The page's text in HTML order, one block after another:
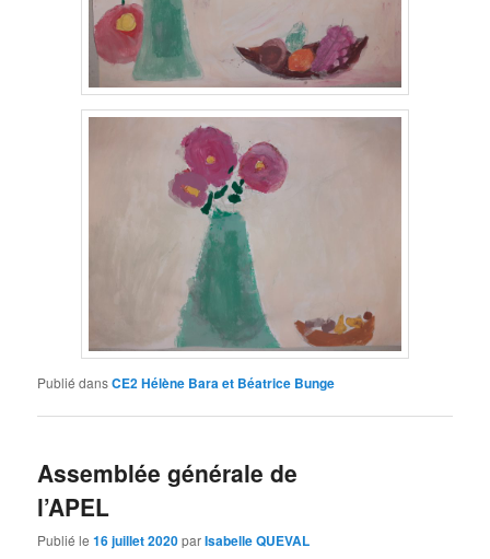
Publié dansCE2 Hélène Bara et Béatrice Bunge
Assemblée générale de
l’APEL
Publié le16 juillet 2020parIsabelle QUEVAL